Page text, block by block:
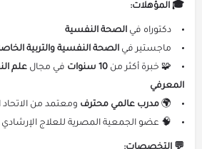
🎓 المؤهلات:
دكتوراه في الصحة النفسية
ماجستير في الصحة النفسية والتربية
🧩 خبرة أكثر من 10 سنوات في مجال علم
المعرفي
🌍 مدرب عالمي محترف ومعتمد من الاتحاد
🧠 عضو الجمعية المصرية للعلاج